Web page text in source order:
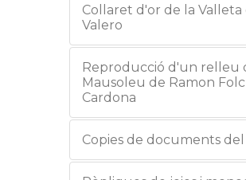
Collaret d'or de la Valleta
Valero
Reproducció d'un relleu
Mausoleu de Ramon
Cardona
Copies de documents del